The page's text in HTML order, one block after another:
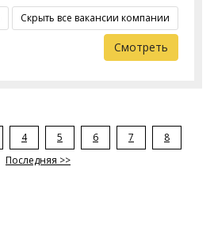
Скрыть все вакансии компании
Смотреть
4 5 6 7
8
Последняя >>